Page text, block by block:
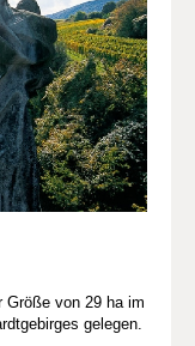
Größe von 29 ha im
gelegen.